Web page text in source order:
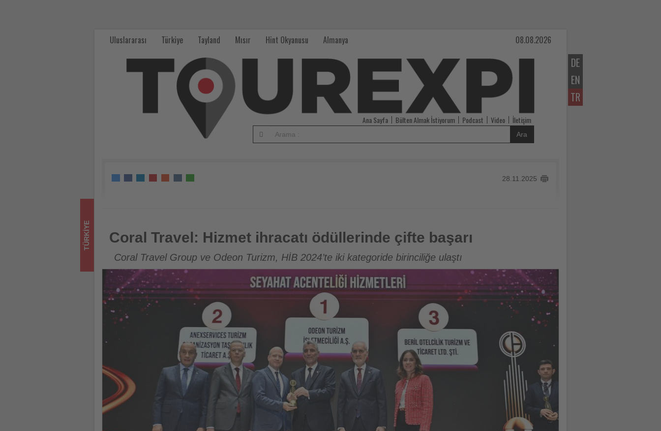
DE
EN
TR
Uluslararası Türkiye Tayland Mısır Hint Okyanusu Almanya 08.08.2026
Ana Sayfa Bülten Almak İstiyorum Podcast Video İletişim
Ara
28.11.2025
Coral Travel: Hizmet ihracatı ödüllerinde çifte başarı
TÜRKIYE Coral Travel: Hizmet ihracatı ödüllerinde çifte başarı
Coral Travel Group ve Odeon Turizm, HİB 2024’te iki kategoride birinciliğe ulaştı